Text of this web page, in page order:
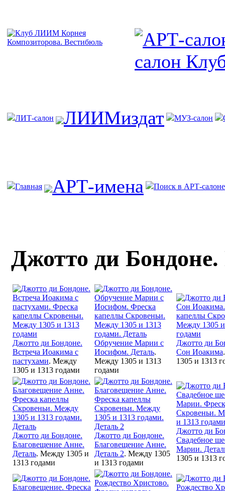
ЛИТ-салон ЛИИМиздат МУЗ-салон
Главная АРТ-имена Поиск в АРТ-салоне
Джотто ди Бондоне.
Джотто ди Бондоне.
Встреча Иоакима с
пастухами. Между
1305 и 1313 годами
Обручение Марии с
Иосифом. Деталь.
Между 1305 и 1313
годами
Джотто ди
Сон Иоакима
1305 и 1313
Джотто ди Бондоне.
Благовещение Анне.
Деталь. Между 1305 и
1313 годами
Джотто ди Бондоне.
Благовещение Анне.
Деталь 2. Между 1305
и 1313 годами
Джотто ди
Свадебное
Марии.
1305 и 1313